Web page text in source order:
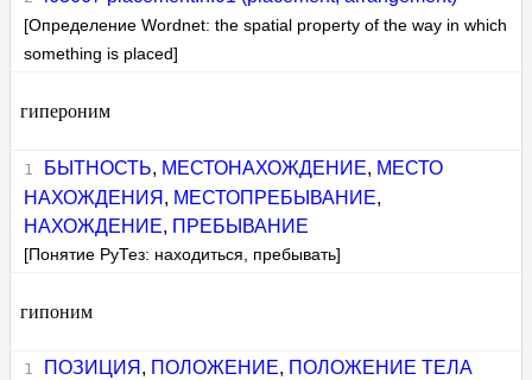
[Определение Wordnet: the spatial property of the way in which
something is placed]
гипероним
БЫТНОСТЬ, МЕСТОНАХОЖДЕНИЕ, МЕСТО
НАХОЖДЕНИЯ , МЕСТОПРЕБЫВАНИЕ,
НАХОЖДЕНИЕ, ПРЕБЫВАНИЕ
[Понятие РуТез: находиться, пребывать]
гипоним
ПОЗИЦИЯ , ПОЛОЖЕНИЕ, ПОЛОЖЕНИЕ ТЕЛА